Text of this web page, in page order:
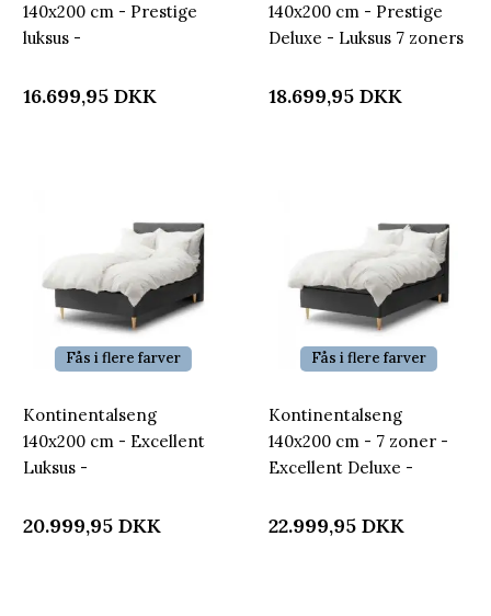
140x200 cm - Prestige
luksus -
med ekstra fjedring -
16.699,95 DKK
140x200 cm - Prestige
Deluxe - Luksus 7 zoners
Nordstrand Home
18.699,95 DKK
Fås i flere farver
Kontinentalseng
140x200 cm - Excellent
Luksus -
med 7 zoners base -
20.999,95 DKK
Fås i flere farver
Kontinentalseng
140x200 cm - 7 zoner -
Excellent Deluxe -
halvandenmandsseng
22.999,95 DKK